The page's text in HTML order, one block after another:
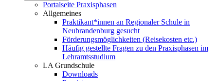
Portalseite Praxisphasen
Allgemeines
Praktikant*innen an Regionaler Schule in
Neubrandenburg gesucht
Förderungsmöglichkeiten (Reisekosten etc.)
Häufig gestellte Fragen zu den Praxisphasen im
Lehramtsstudium
LA Grundschule
Downloads